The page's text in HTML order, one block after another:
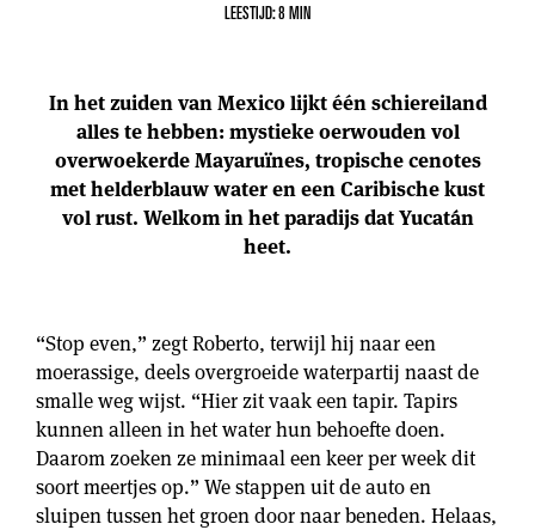
LEESTIJD: 8 MIN
In het zuiden van Mexico lijkt één schiereiland
alles te hebben: mystieke oerwouden vol
overwoekerde Mayaruïnes, tropische cenotes
met helderblauw water en een Caribische kust
vol rust. Welkom in het paradijs dat Yucatán
heet.
“Stop even,” zegt Roberto, terwijl hij naar een
moerassige, deels overgroeide waterpartij naast de
smalle weg wijst. “Hier zit vaak een tapir. Tapirs
kunnen alleen in het water hun behoefte doen.
Daarom zoeken ze minimaal een keer per week dit
soort meertjes op.” We stappen uit de auto en
sluipen tussen het groen door naar beneden. Helaas,